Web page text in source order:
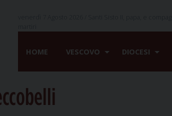
HOME VESCOVO DIOCESI